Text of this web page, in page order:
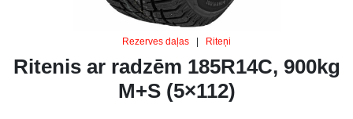
Rezerves daļas Riteņi
Ritenis ar radzēm 185R14C, 900kg
M+S (5×112)